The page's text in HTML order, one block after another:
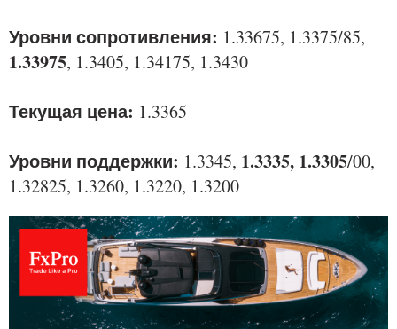
Уровни сопротивления: 1.33675, 1.3375/85,
1.33975, 1.3405, 1.34175, 1.3430
Текущая цена: 1.3365
Уровни поддержки: 1.3345, 1.3335, 1.3305/00,
1.32825, 1.3260, 1.3220, 1.3200